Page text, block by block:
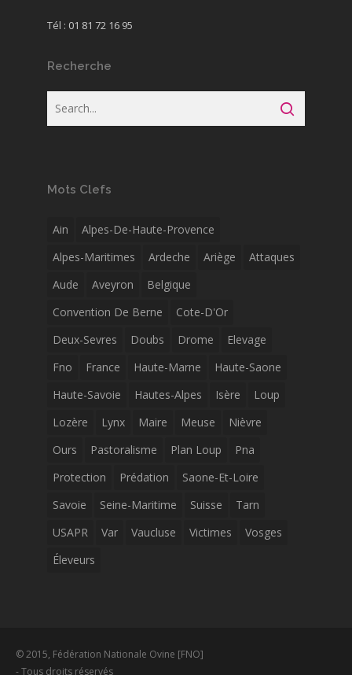
Tél : 01 81 72 16 95
Recherche
Mots Clefs
Ain
Alpes-De-Haute-Provence
Alpes-Maritimes
Ardeche Ariège
Attaques
Aude
Aveyron
Belgique
Convention De Berne
Cote-D'Or
Deux-Sevres
Doubs Drome
Elevage
Fno
France Haute-Marne
Haute-Saone
Haute-Savoie
Hautes-Alpes Isère
Loup
Lozère
Lynx Maire Meuse
Nièvre
Ours
Pastoralisme Plan Loup
Pna
Protection
Prédation
Saone-Et-Loire
Savoie
Seine-Maritime Suisse
Tarn
USAPR
Var Vaucluse Victimes
Vosges
Éleveurs
© 2015, Fédération Nationale Ovine [FNO]
- Tous droits réservés